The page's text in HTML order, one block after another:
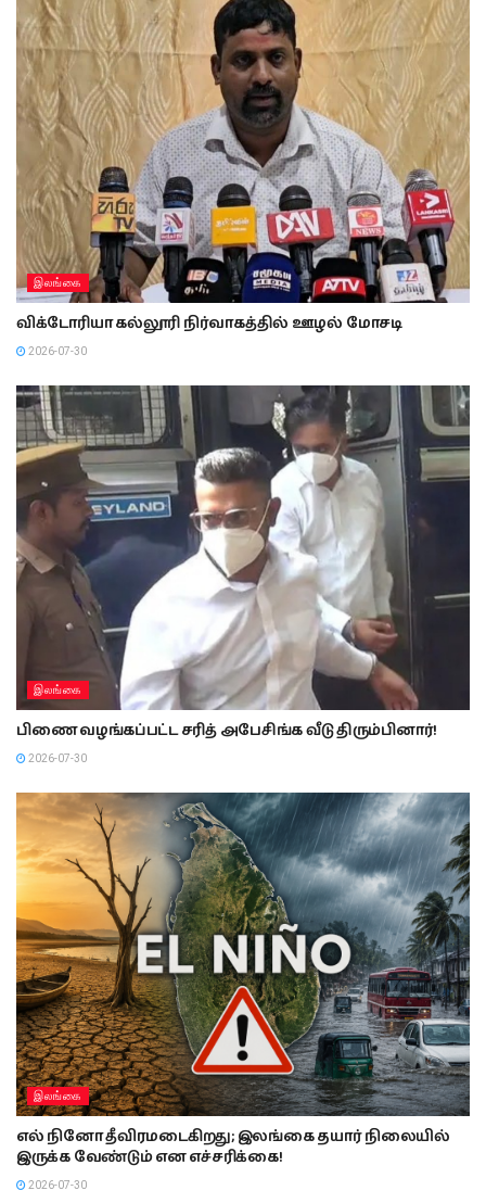
இலங்கை
விக்டோரியா கல்லூரி நிர்வாகத்தில் ஊழல் மோசடி
2026-07-30
இலங்கை
பிணை வழங்கப்பட்ட சரித் அபேசிங்க வீடு திரும்பினார்!
2026-07-30
இலங்கை
எல் நினோ தீவிரமடைகிறது; இலங்கை தயார் நிலையில்
இருக்க வேண்டும் என எச்சரிக்கை!
2026-07-30